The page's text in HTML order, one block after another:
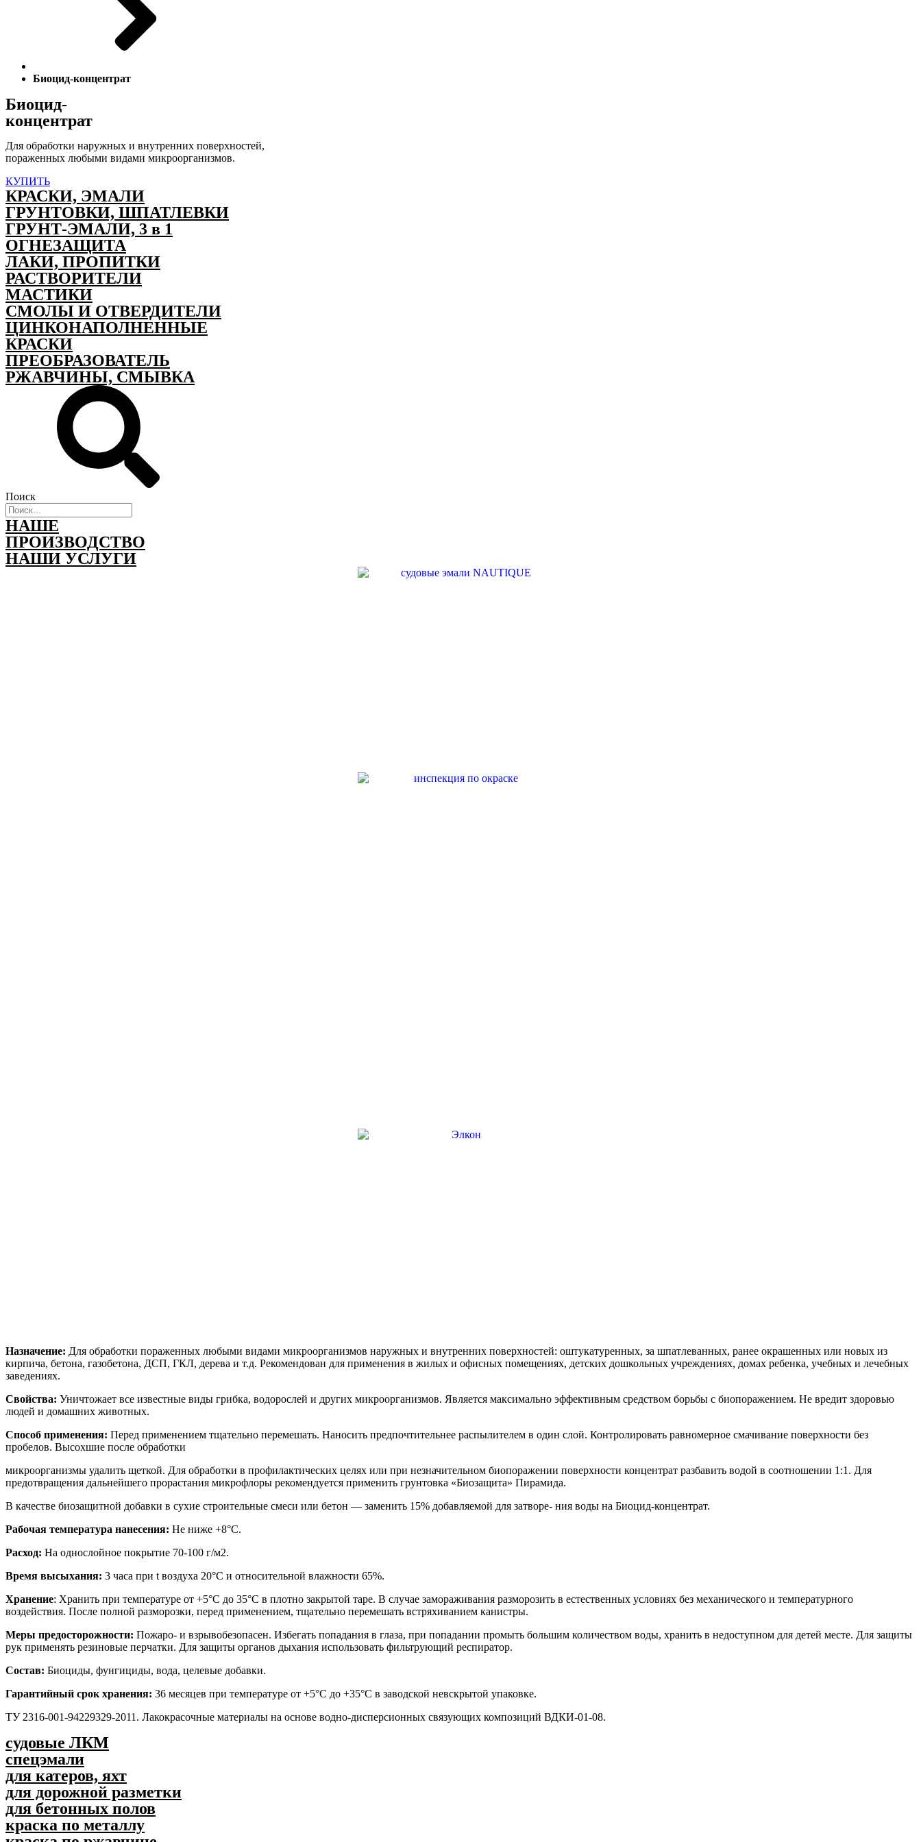
Биоцид-концентрат
Биоцид-
концентрат
Для обработки наружных и внутренних поверхностей,
пораженных любыми видами микроорганизмов.
КУПИТЬ
КРАСКИ, ЭМАЛИ
ГРУНТОВКИ, ШПАТЛЕВКИ
ГРУНТ-ЭМАЛИ, 3 в 1
ОГНЕЗАЩИТА
ЛАКИ, ПРОПИТКИ
РАСТВОРИТЕЛИ
МАСТИКИ
СМОЛЫ И ОТВЕРДИТЕЛИ
ЦИНКОНАПОЛНЕННЫЕ
КРАСКИ
ПРЕОБРАЗОВАТЕЛЬ
РЖАВЧИНЫ, СМЫВКА
Поиск
НАШЕ
ПРОИЗВОДСТВО
НАШИ УСЛУГИ
Назначение: Для обработки пораженных любыми видами микроорганизмов наружных и внутренних поверхностей: оштукатуренных, за шпатлеванных, ранее окрашенных или новых из
кирпича, бетона, газобетона, ДСП, ГКЛ, дерева и т.д. Рекомендован для применения в жилых и офисных помещениях, детских дошкольных учреждениях, домах ребенка, учебных и лечебных
заведениях.
Свойства: Уничтожает все известные виды грибка, водорослей и других микроорганизмов. Является максимально эффективным средством борьбы с биопоражением. Не вредит здоровью
людей и домашних животных.
Способ применения: Перед применением тщательно перемешать. Наносить предпочтительнее распылителем в один слой. Контролировать равномерное смачивание поверхности без
пробелов. Высохшие после обработки
микроорганизмы удалить щеткой. Для обработки в профилактических целях или при незначительном биопоражении поверхности концентрат разбавить водой в соотношении 1:1. Для
предотвращения дальнейшего прорастания микрофлоры рекомендуется применить грунтовка «Биозащита» Пирамида.
В качестве биозащитной добавки в сухие строительные смеси или бетон — заменить 15% добавляемой для затворе- ния воды на Биоцид-концентрат.
Рабочая температура нанесения: Не ниже +8°С.
Расход: На однослойное покрытие 70-100 г/м2.
Время высыхания: 3 часа при t воздуха 20°С и относительной влажности 65%.
Хранение: Хранить при температуре от +5°С до 35°С в плотно закрытой таре. В случае замораживания разморозить в естественных условиях без механического и температурного
воздействия. После полной разморозки, перед применением, тщательно перемешать встряхиванием канистры.
Меры предосторожности: Пожаро- и взрывобезопасен. Избегать попадания в глаза, при попадании промыть большим количеством воды, хранить в недоступном для детей месте. Для защиты
рук применять резиновые перчатки. Для защиты органов дыхания использовать фильтрующий респиратор.
Состав: Биоциды, фунгициды, вода, целевые добавки.
Гарантийный срок хранения: 36 месяцев при температуре от +5°С до +35°С в заводской невскрытой упаковке.
ТУ 2316-001-94229329-2011. Лакокрасочные материалы на основе водно-дисперсионных связующих композиций ВДКИ-01-08.
судовые ЛКМ
спецэмали
для катеров, яхт
для дорожной разметки
для бетонных полов
краска по металлу